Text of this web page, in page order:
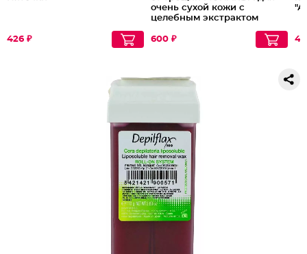
426 ₽
очень сухой кожи с
целебным экстрактом
600 ₽